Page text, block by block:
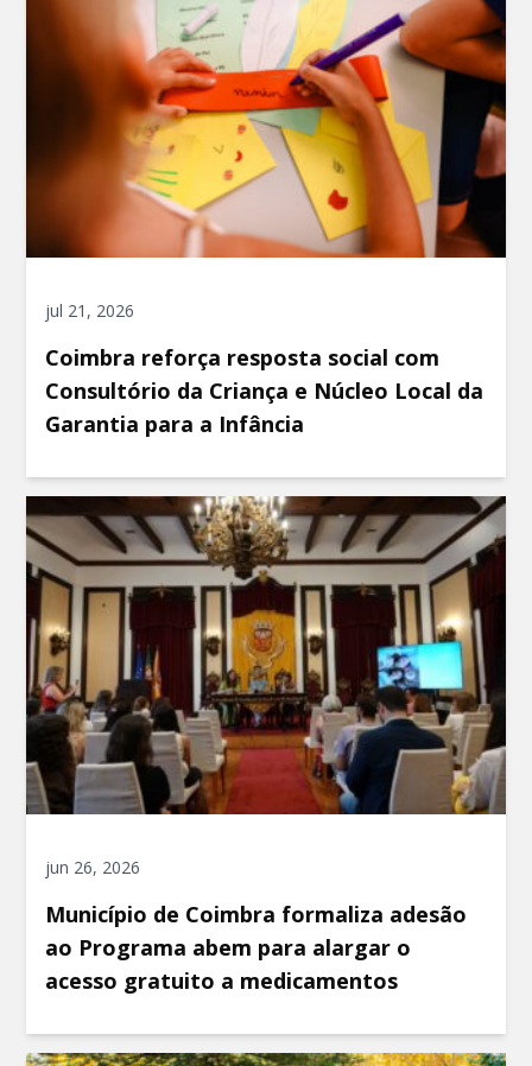
jul 21, 2026
Coimbra reforça resposta social com
Consultório da Criança e Núcleo Local da
Garantia para a Infância
jun 26, 2026
Município de Coimbra formaliza adesão
ao Programa abem para alargar o
acesso gratuito a medicamentos